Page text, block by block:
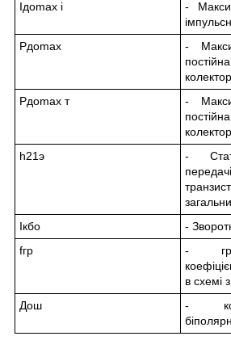
Iдоmax і
-
Pдоmax
-
Pдоmax т
-
h21э
-
Iкбо
-
fгр
-
в схемі
Дош
-